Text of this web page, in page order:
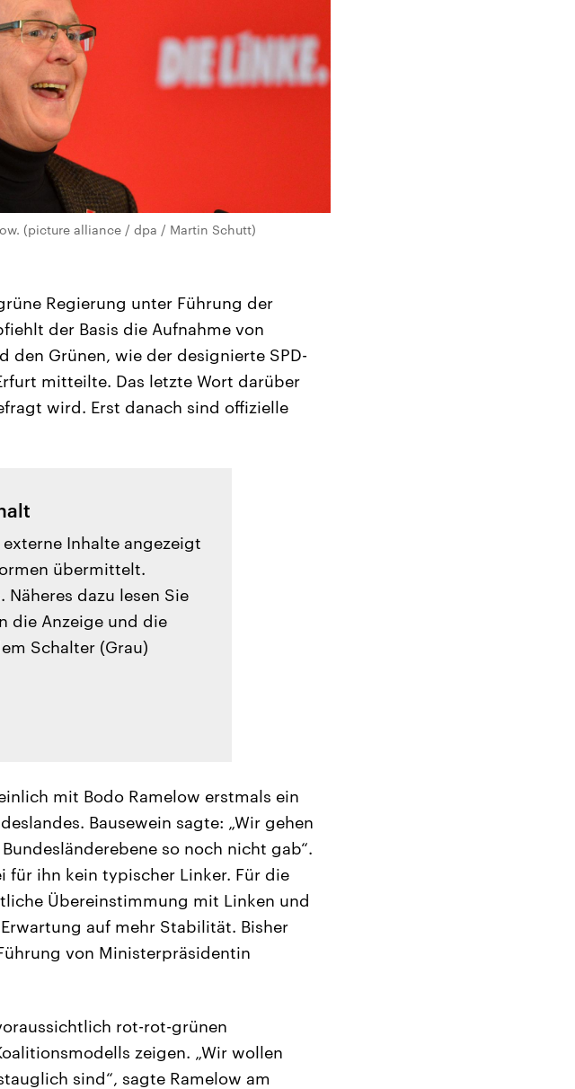
(picture alliance / dpa / Martin Schutt)
Regierung unter Führung der
der Basis die Aufnahme von
Grünen, wie der designierte SPD-
mitteilte. Das letzte Wort darüber
wird. Erst danach sind offizielle
Inhalte angezeigt
übermittelt.
dazu lesen Sie
die Anzeige und die
Schalter (Grau)
mit Bodo Ramelow erstmals ein
Bausewein sagte: „Wir gehen
so noch nicht gab“.
für ihn kein typischer Linker. Für die
Übereinstimmung mit Linken und
auf mehr Stabilität. Bisher
von Ministerpräsidentin
rot-rot-grünen
zeigen. „Wir wollen
sind“, sagte Ramelow am